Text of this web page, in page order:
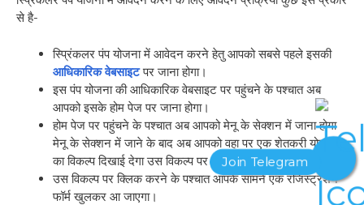
से है-
स्प्रिंकलर पंप योजना में आवेदन करने हेतु आपको सबसे पहले इसकी
आधिकारिक वेबसाइटपर जाना होगा।
इस पंप योजना की आधिकारिक वेबसाइट पर पहुंचने के पश्चात अब
आपको इसके होम पेज पर जाना होगा।
होम पेज पर पहुंचने के पश्चात अब आपको मेनू के सेक्शन में जाना होगा
मेनू के सेक्शन में जाने के बाद अब आपको वहा पर एक शेतकरी योजना
का विकल्प दिखाई देगा उस विकल्प पर क्लिक करना होगा।
उस विकल्प पर क्लिक करने के पश्चात आपके सामने एक रजिस्ट्रेशन
फॉर्म खुलकर आ जाएगा।